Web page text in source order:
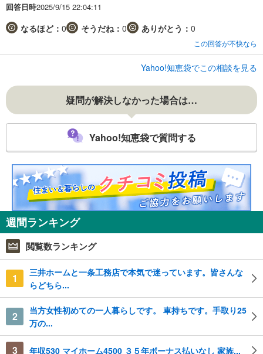
回答日時2025/9/15 22:04:11
なるほど： 0 そうだね： 0 ありがとう： 0
この回答が不快なら
Yahoo!知恵袋でこの相談を見る
疑問が解決しなかった場合は…
Yahoo!知恵袋で質問する
週間ランキング
閲覧数ランキング
1
三井ホームと一条工務店で本気で迷っています。皆さんな
らどちら...
2
当方女性初めての一人暮らしです。 車持ちです。手取り25
万の...
3 年収530 マイホーム4500 ３５年ボーナス払いなし 家族...